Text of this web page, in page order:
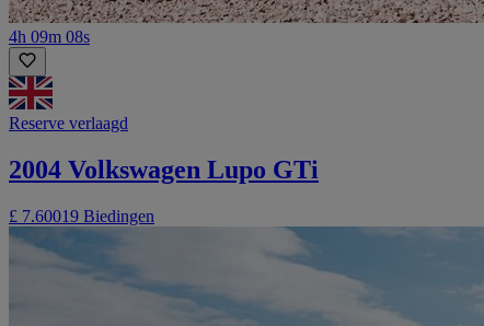
4h 09m 08s
Reserve verlaagd
2004 Volkswagen Lupo GTi
£ 7.60019 Biedingen